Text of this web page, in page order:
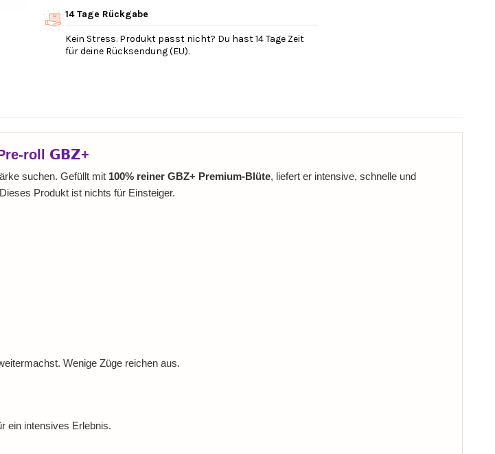
14 Tage Rückgabe
Kein Stress. Produkt passt nicht? Du hast 14 Tage Zeit
für deine Rücksendung (EU).
𝗚𝗕𝗭+
suchen. Gefüllt mit 100% reiner GBZ+ Premium‑Blüte, liefert er intensive, schnelle und
Produkt ist nichts für Einsteiger.
Wenige Züge reichen aus.
ein intensives Erlebnis.